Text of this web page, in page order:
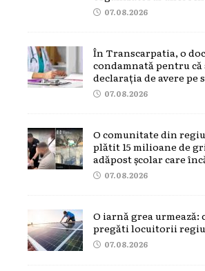
07.08.2026
În Transcarpatia, o
condamnată pentru că
declarația de avere pe
07.08.2026
O comunitate din
plătit 15 milioane de
adăpost școlar care
07.08.2026
O iarnă grea urmează:
pregăti locuitorii
07.08.2026